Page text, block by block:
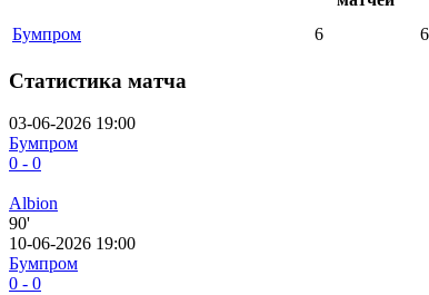
Бумпром 6 6
Статистика матча
03-06-2026 19:00
Бумпром
0 - 0
Albion
90'
10-06-2026 19:00
Бумпром
0 - 0